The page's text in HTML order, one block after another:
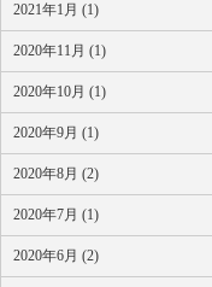
2021年1月 (1)
2020年11月 (1)
2020年10月 (1)
2020年9月 (1)
2020年8月 (2)
2020年7月 (1)
2020年6月 (2)